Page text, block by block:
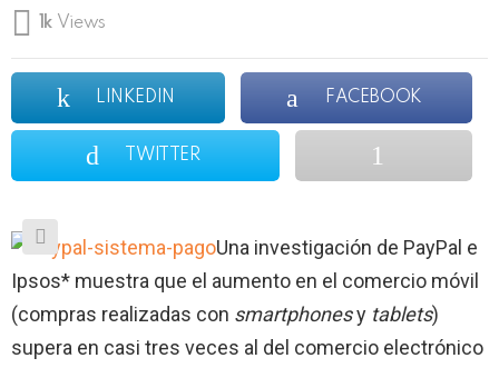
1k Views
LINKEDIN FACEBOOK
TWITTER
Una investigación de PayPal e
Ipsos* muestra que el aumento en el comercio móvil
(compras realizadas con smartphonesy tablets)
supera en casi tres veces al del comercio electrónico